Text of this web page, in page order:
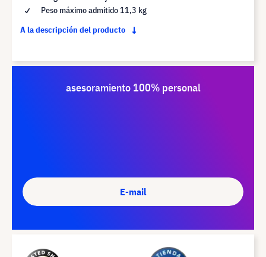
Peso máximo admitido 11,3 kg
A la descripción del producto
asesoramiento 100% personal
E-mail